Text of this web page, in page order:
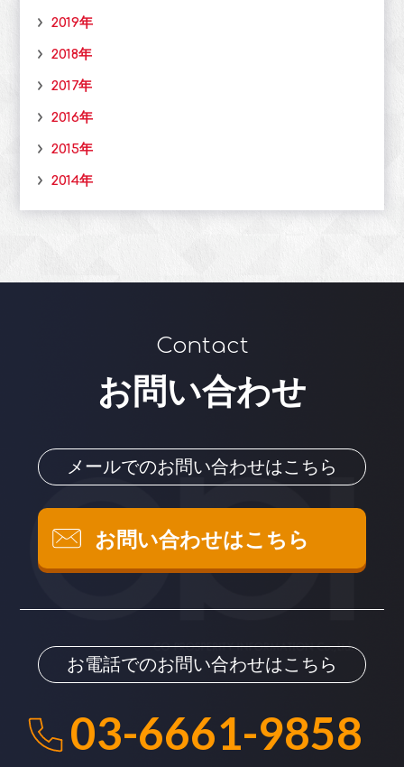
2019年
2018年
2017年
2016年
2015年
2014年
Contact
お問い合わせ
メールでのお問い合わせはこちら
お問い合わせはこちら
お電話でのお問い合わせはこちら
03-6661-9858